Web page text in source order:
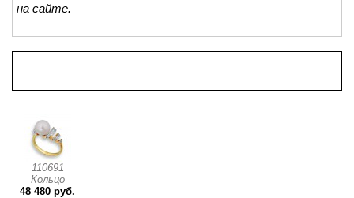
на сайте.
110691
Кольцо
48 480 руб.